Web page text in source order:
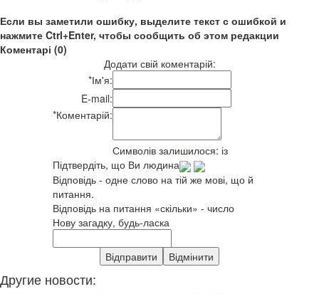
Если вы заметили ошибку, выделите текст с ошибкой и
нажмите Ctrl+Enter, чтобы сообщить об этом редакции
Коментарі (0)
Додати свій коментарій:
*Ім'я:
E-mail:
*Коментарій:
Символів залишилося: із
Підтвердіть, що Ви людина
Відповідь - одне слово на тій же мові, що й
питання.
Відповідь на питання «скільки» - число
Нову загадку, будь-ласка
Другие новости: